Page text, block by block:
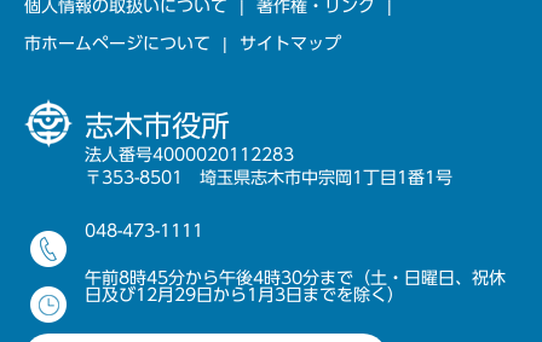
個人情報の取扱いについて 著作権・リンク
市ホームページについて サイトマップ
志木市役所
法人番号4000020112283
〒353-8501 埼玉県志木市中宗岡1丁目1番1号
048-473-1111
午前8時45分から午後4時30分まで（土・日曜日、祝休
日及び12月29日から1月3日までを除く）